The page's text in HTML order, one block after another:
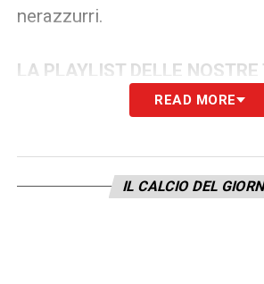
nerazzurri.
LA PLAYLIST DELLE NOSTRE
READ MORE
IL CALCIO DEL